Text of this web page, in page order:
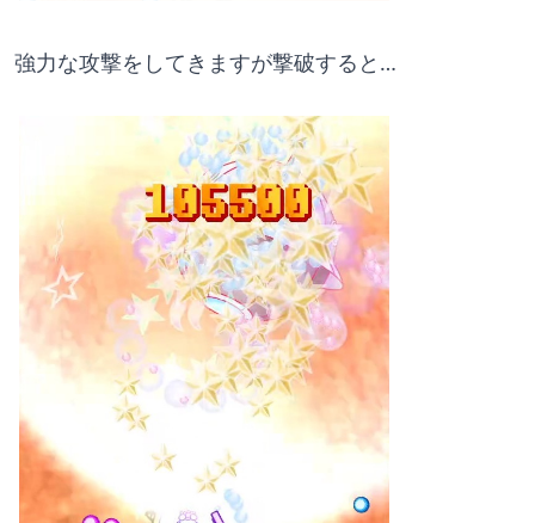
強力な攻撃をしてきますが撃破すると…